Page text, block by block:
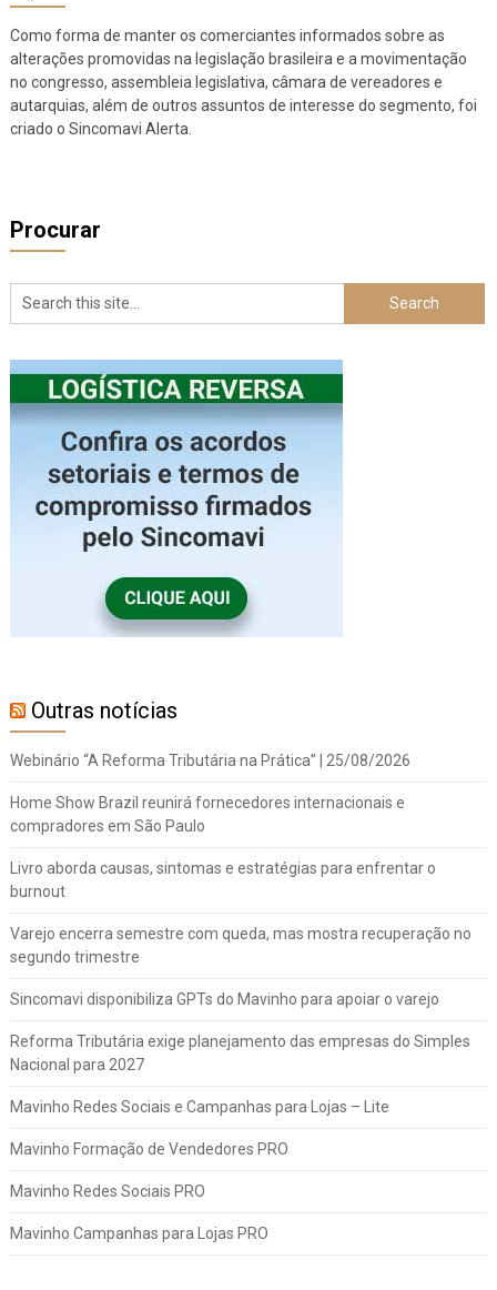
Como forma de manter os comerciantes informados sobre as
alterações promovidas na legislação brasileira e a movimentação
no congresso, assembleia legislativa, câmara de vereadores e
autarquias, além de outros assuntos de interesse do segmento, foi
criado o Sincomavi Alerta.
Procurar
Outras notícias
Webinário “A Reforma Tributária na Prática” | 25/08/2026
Home Show Brazil reunirá fornecedores internacionais e
compradores em São Paulo
Livro aborda causas, sintomas e estratégias para enfrentar o
burnout
Varejo encerra semestre com queda, mas mostra recuperação no
segundo trimestre
Sincomavi disponibiliza GPTs do Mavinho para apoiar o varejo
Reforma Tributária exige planejamento das empresas do Simples
Nacional para 2027
Mavinho Redes Sociais e Campanhas para Lojas – Lite
Mavinho Formação de Vendedores PRO
Mavinho Redes Sociais PRO
Mavinho Campanhas para Lojas PRO